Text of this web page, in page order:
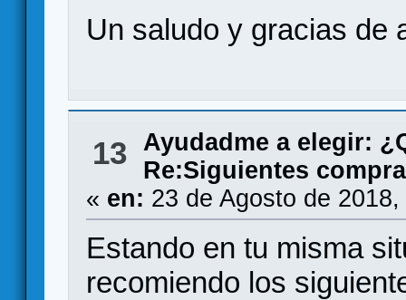
Un saludo y gracias de
13 Ayudadme a elegir:
Re:Siguientes
« en: 23 de Agosto de
Estando en tu misma
recomiendo los